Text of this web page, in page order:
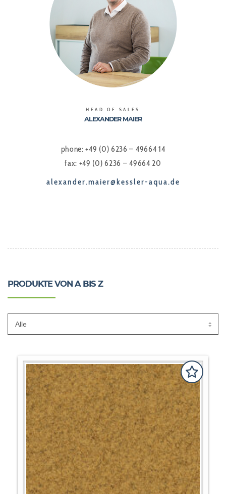
HEAD OF SALES
ALEXANDER MAIER
phone: +49 (0) 6236 – 49664 14
fax: +49 (0) 6236 – 49664 20
alexander.maier@kessler-aqua.de
PRODUKTE VON A BIS Z